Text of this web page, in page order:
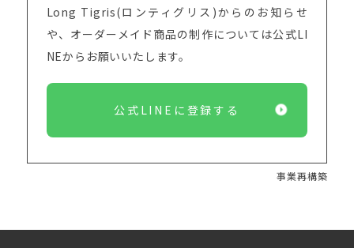
Long Tigris(ロンティグリス)からのお知らせ
や、オーダーメイド商品の制作については公式LI
NEからお願いいたします。
公式LINEに登録する
事業再構築